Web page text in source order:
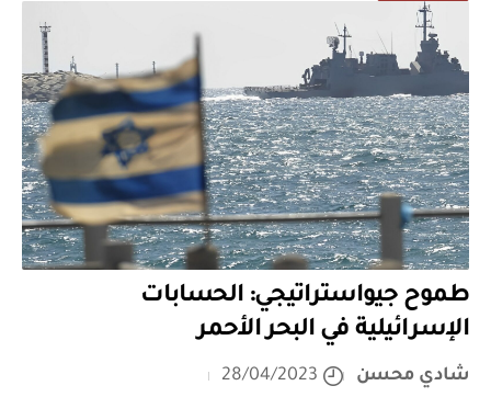
طموح جيواستراتيجي: الحسابات
الإسرائيلية في البحر الأحمر
شادي محسن
28/04/2023